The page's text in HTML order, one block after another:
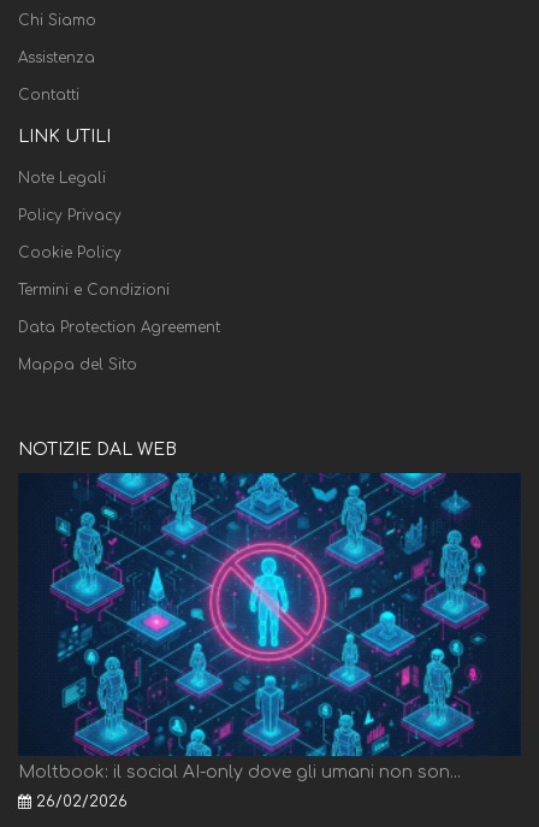
Chi Siamo
Assistenza
Contatti
LINK UTILI
Note Legali
Policy Privacy
Cookie Policy
Termini e Condizioni
Data Protection Agreement
Mappa del Sito
NOTIZIE DAL WEB
Moltbook: il social AI-only dove gli umani non son...
26/02/2026